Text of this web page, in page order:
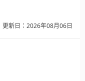
更新日：2026年08月06日